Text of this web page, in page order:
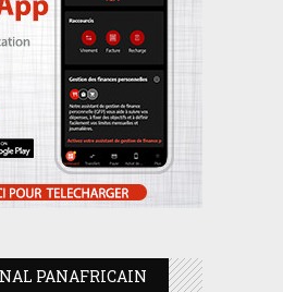
PANAFRICAIN